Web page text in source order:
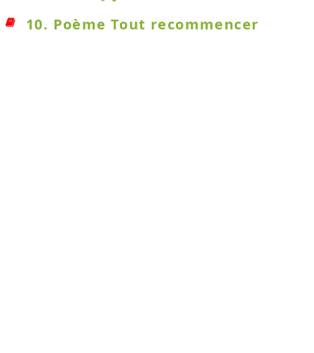
10. Poème Tout recommencer